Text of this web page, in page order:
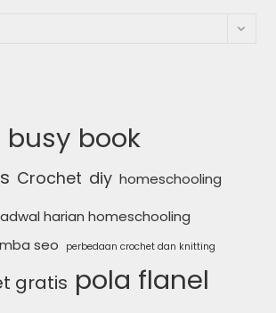
busy book
Crochet diy homeschooling
harian homeschooling
seo perbedaan crochet dan knitting
gratis pola flanel